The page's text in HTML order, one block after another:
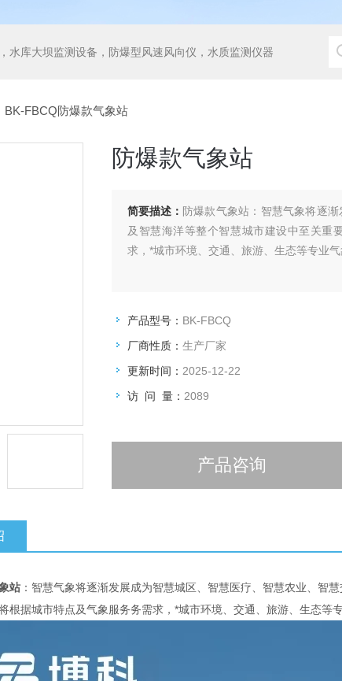
水库大坝监测设备，防爆型风速风向仪，水质监测仪器
FBCQ防爆款气象站
防爆款气象站
简要描述： 防爆款气象站：智慧气象将逐
及智慧海洋等整个智慧城市建设中至关重
求，*城市环境、交通、旅游、生态等专业气
产品型号： BK-FBCQ
厂商性质： 生产厂家
更新时间： 2025-12-22
访 问 量： 2089
产品咨询
站 ：智慧气象将逐渐发展成为智慧城区、智慧医疗、智慧农业、智
根据城市特点及气象服务务需求，*城市环境、交通、旅游、生态等